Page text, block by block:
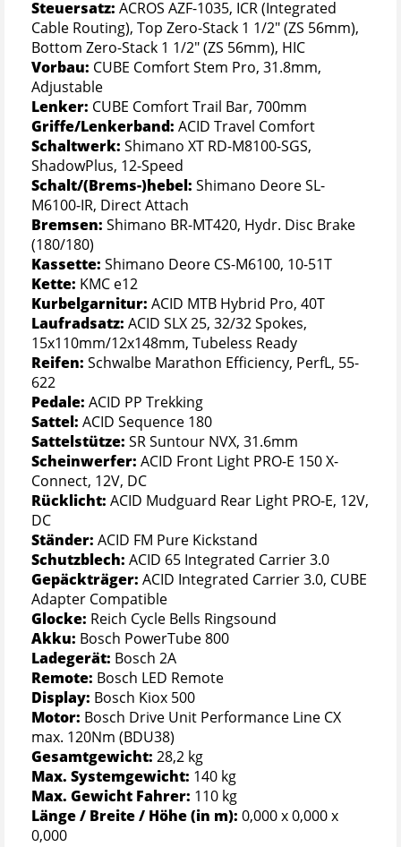
Steuersatz: ACROS AZF-1035, ICR (Integrated
Cable Routing), Top Zero-Stack 1 1/2" (ZS 56mm),
Bottom Zero-Stack 1 1/2" (ZS 56mm), HIC
Vorbau: CUBE Comfort Stem Pro, 31.8mm,
Adjustable
Lenker: CUBE Comfort Trail Bar, 700mm
Griffe/Lenkerband: ACID Travel Comfort
Schaltwerk: Shimano XT RD-M8100-SGS,
ShadowPlus, 12-Speed
Schalt/(Brems-)hebel: Shimano Deore SL-
M6100-IR, Direct Attach
Bremsen: Shimano BR-MT420, Hydr. Disc Brake
(180/180)
Kassette: Shimano Deore CS-M6100, 10-51T
Kette: KMC e12
Kurbelgarnitur: ACID MTB Hybrid Pro, 40T
Laufradsatz: ACID SLX 25, 32/32 Spokes,
15x110mm/12x148mm, Tubeless Ready
Reifen: Schwalbe Marathon Efficiency, PerfL, 55-
622
Pedale: ACID PP Trekking
Sattel: ACID Sequence 180
Sattelstütze: SR Suntour NVX, 31.6mm
Scheinwerfer: ACID Front Light PRO-E 150 X-
Connect, 12V, DC
Rücklicht: ACID Mudguard Rear Light PRO-E, 12V,
DC
Ständer: ACID FM Pure Kickstand
Schutzblech: ACID 65 Integrated Carrier 3.0
Gepäckträger: ACID Integrated Carrier 3.0, CUBE
Adapter Compatible
Glocke: Reich Cycle Bells Ringsound
Akku: Bosch PowerTube 800
Ladegerät: Bosch 2A
Remote: Bosch LED Remote
Display: Bosch Kiox 500
Motor: Bosch Drive Unit Performance Line CX
max. 120Nm (BDU38)
Gesamtgewicht: 28,2 kg
Max. Systemgewicht: 140 kg
Max. Gewicht Fahrer: 110 kg
Länge / Breite / Höhe (in m): 0,000 x 0,000 x
0,000